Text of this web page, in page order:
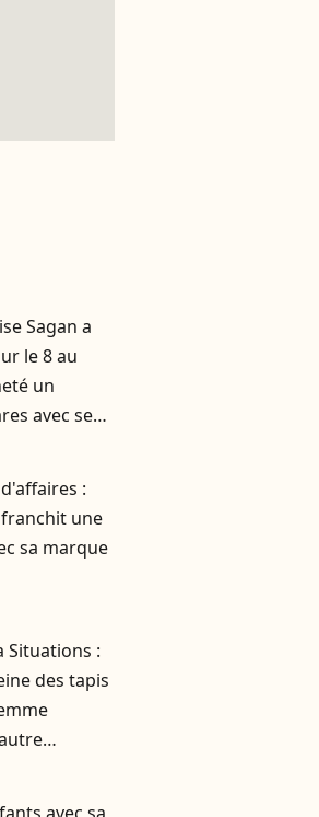
Sagan a
le 8 au
un
avec ses
:
une
sa marque
Situations :
des tapis
à voir avec